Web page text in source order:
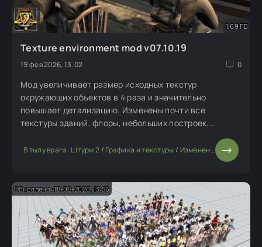
1,69 ГБ
Texture environment mod v07.10.19
19 фев 2026, 13:02 0
Мод увеличивает размер исходных текстур
окружающих объектов в 4 раза и значительно
повышает детализацию. Изменены почти все
текстуры зданий, флоры, небольших построек,
средств. Общее количество улучшенных текстур —
В тылу врага: Штурм 2 / Графика и текстуры / Изменение мода или игры
Обновлено: 18-02-2026, 13:56